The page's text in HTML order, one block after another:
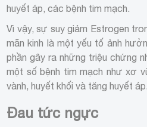
huyết áp, các bệnh tim mạch.
Vì vậy, sự suy giảm Estrogen
mãn kinh là một yếu tố ảnh
phần gây ra những triệu chứng
một số bệnh tim mạch như xơ
vành, huyết khối và tăng huyết áp.
Đau tức ngực